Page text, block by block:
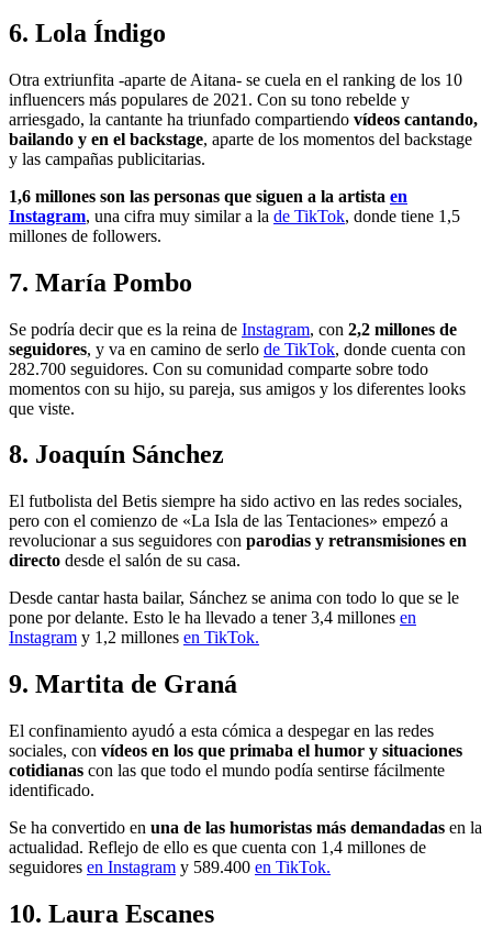
6. Lola Índigo
Otra extriunfita -aparte de Aitana- se cuela en el ranking de los 10
influencers más populares de 2021. Con su tono rebelde y
arriesgado, la cantante ha triunfado compartiendo vídeos cantando,
bailando y en el backstage, aparte de los momentos del backstage
y las campañas publicitarias.
1,6 millones son las personas que siguen a la artista en
Instagram, una cifra muy similar a la de TikTok, donde tiene 1,5
millones de followers.
7. María Pombo
Se podría decir que es la reina de Instagram, con 2,2 millones de
seguidores, y va en camino de serlo de TikTok, donde cuenta con
282.700 seguidores. Con su comunidad comparte sobre todo
momentos con su hijo, su pareja, sus amigos y los diferentes looks
que viste.
8. Joaquín Sánchez
El futbolista del Betis siempre ha sido activo en las redes sociales,
pero con el comienzo de «La Isla de las Tentaciones» empezó a
revolucionar a sus seguidores con parodias y retransmisiones en
directo desde el salón de su casa.
Desde cantar hasta bailar, Sánchez se anima con todo lo que se le
pone por delante. Esto le ha llevado a tener 3,4 millones en
Instagram y 1,2 millones en TikTok.
9. Martita de Graná
El confinamiento ayudó a esta cómica a despegar en las redes
sociales, con vídeos en los que primaba el humor y situaciones
cotidianas con las que todo el mundo podía sentirse fácilmente
identificado.
Se ha convertido en una de las humoristas más demandadas en la
actualidad. Reflejo de ello es que cuenta con 1,4 millones de
seguidores en Instagram y 589.400 en TikTok.
10. Laura Escanes